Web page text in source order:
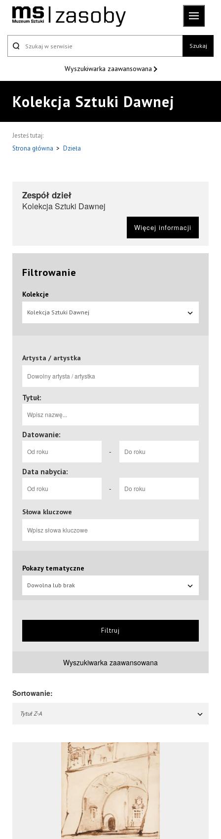
Szukaj
Wyszukiwarka zaawansowana
Kolekcja Sztuki Dawnej
Jesteś tutaj:
Strona główna > Dzieła
Zespół dzieł
Kolekcja Sztuki Dawnej
Więcej informacji
Filtrowanie
Kolekcje
Kolekcja Sztuki Dawnej
Artysta / artystka
Tytuł:
Datowanie:
-
Data nabycia:
-
Słowa kluczowe
Pokazy tematyczne
Dowolna lub brak
Filtruj
Wyszukiwarka zaawansowana
Sortowanie:
Tytuł Z-A